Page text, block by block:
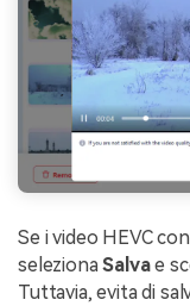
Se i video HEVC
selezionaSalvae
Tuttavia, evita di